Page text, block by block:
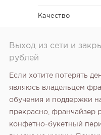
Качество
Выход из сети и
рублей
Если хотите потерять
являюсь владельцем
обучения и поддержки
прекрасно, франчайзер
конфетно-букетный